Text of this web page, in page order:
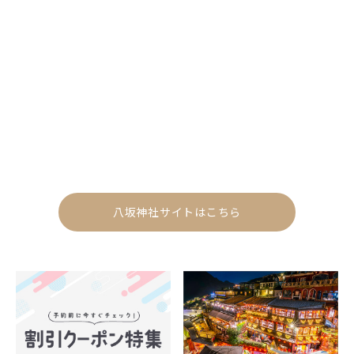
八坂神社サイトはこちら